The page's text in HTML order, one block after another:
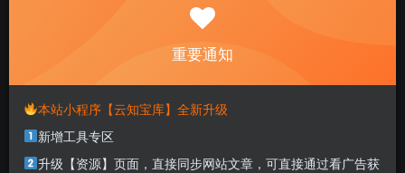
love understands love; it needs no talk.
相爱的心息息相通，无需用言语倾诉
本站部分资源打包为压缩包以方便分享，涉及较多
击解压密码
重要通知
本站小程序【云知宝库】全新升级
新增工具专区
升级【资源】页面，直接同步网站文章，可直接通过看广告获